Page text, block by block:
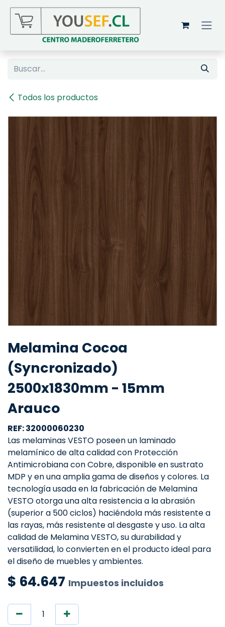
Ir al contenido
Todos los productos
Melamina Cocoa
(Syncronizado)
2500x1830mm - 15mm
Arauco
REF: 32000060230
Las melaminas VESTO poseen un laminado
melamínico de alta calidad con Protección
Antimicrobiana con Cobre, disponible en sustrato
MDP y en una amplia gama de diseños y colores. La
tecnología usada en la fabricación de Melamina
VESTO otorga una alta resistencia a la abrasión
(superior a 500 ciclos) haciéndola más resistente a
las rayas, más resistente al desgaste y uso. La alta
calidad de Melamina VESTO, su durabilidad y
versatilidad, lo convierten en el producto ideal para
el diseño de muebles y ambientes.
$ 64.647 Impuestos incluidos